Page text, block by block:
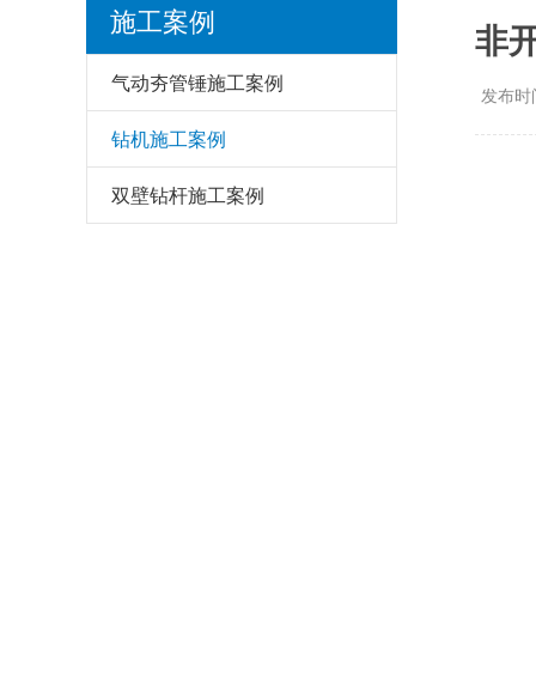
施工案例
气动夯管锤施工案例
钻机施工案例
双壁钻杆施工案例
非
发布